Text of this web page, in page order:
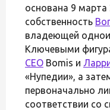
основана 9 марта
собственность
владеющей
Ключевыми
CEO Bomis и
«Нупедии», а
первоначально
соответствии со